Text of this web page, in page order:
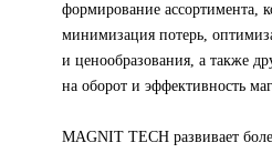
формирование ассортимента,
минимизация потерь,
и ценообразования, а также
на оборот и эффективность
MAGNIT TECH развивает